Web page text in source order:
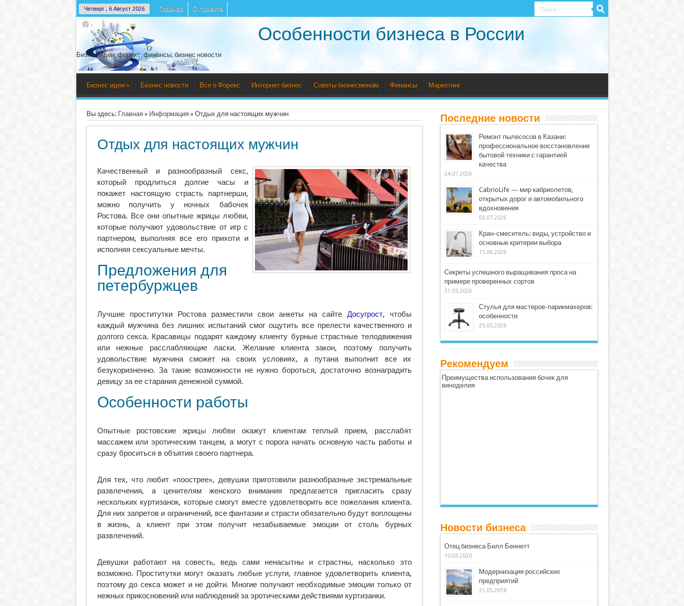
Четверг , 6 Август 2026 Главная О проекте
Особенности бизнеса в России
Бизнес идеи, форекс, финансы, бизнес новости
Бизнес идеи » Бизнес новости Все о Форекс Интернет бизнес Советы бизнесменам Финансы Маркетинг
Вы здесь: Главная» Информация» Отдых для настоящих мужчин
Отдых для настоящих мужчин
Качественный и разнообразный секс,
который продлиться долгие часы и
покажет настоящую страсть партнерши,
можно получить у ночных бабочек
Ростова. Все они опытные жрицы любви,
которые получают удовольствие от игр с
партнером, выполняя все его прихоти и
исполняя сексуальные мечты.
Предложения для
петербуржцев
Лучшие проститутки Ростова разместили свои анкеты на сайте Досугрост, чтобы
каждый мужчина без лишних испытаний смог ощутить все прелести качественного и
долгого секса. Красавицы подарят каждому клиенту бурные страстные телодвижения
или нежные расслабляющие ласки. Желание клиента закон, поэтому получить
удовольствие мужчина сможет на своих условиях, а путана выполнит все их
безукоризненно. За такие возможности не нужно бороться, достаточно вознаградить
девицу за ее старания денежной суммой.
Особенности работы
Опытные ростовские жрицы любви окажут клиентам теплый прием, расслабят
массажем или эротическим танцем, а могут с порога начать основную часть работы и
сразу броситься в объятия своего партнера.
Для тех, что любит «поострее», девушки приготовили разнообразные экстремальные
развлечения, а ценителям женского внимания предлагается пригласить сразу
нескольких куртизанок, которые смогут вместе удовлетворить все пожелания клиента.
Для них запретов и ограничений, все фантазии и страсти обязательно будут воплощены
в жизнь, а клиент при этом получит незабываемые эмоции от столь бурных
развлечений.
Девушки работают на совесть, ведь сами ненасытны и страстны, насколько это
возможно. Проститутки могут оказать любые услуги, главное удовлетворить клиента,
поэтому до секса может и не дойти. Многие получают необходимые эмоции только от
нежных прикосновений или наблюдений за эротическими действиями куртизанки.
Последние новости
Ремонт пылесосов в Казани:
профессиональное восстановление
бытовой техники с гарантией
качества
24.07.2026
CabrioLife — мир кабриолетов,
открытых дорог и автомобильного
вдохновения
03.07.2026
Кран-смеситель: виды, устройство и
основные критерии выбора
15.06.2026
Секреты успешного выращивания проса на
примере проверенных сортов
31.05.2026
Стулья для мастеров-парикмахеров:
особенности
25.05.2026
Рекомендуем
Преимущества использования бочек для
виноделия
Новости бизнеса
Отец бизнеса Билл Беннетт
10.03.2020
Модернизация российских
предприятий
21.05.2018